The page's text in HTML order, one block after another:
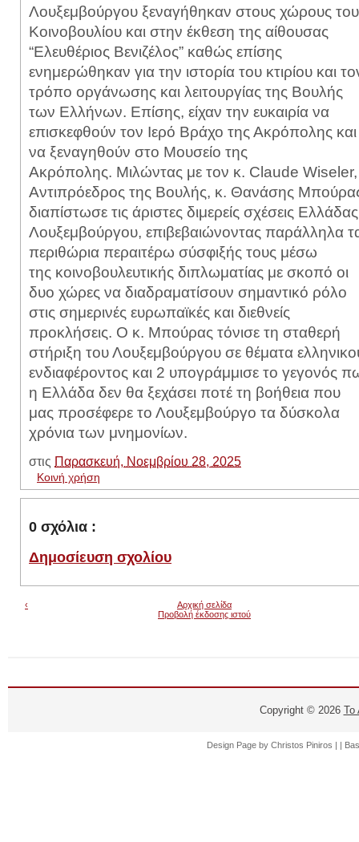
Λουξεμβούργου ξεναγήθηκαν στους χώρους του
Κοινοβουλίου και στην έκθεση της αίθουσας
“Ελευθέριος Βενιζέλος” καθώς επίσης
ενημερώθηκαν για την ιστορία του κτιρίου και
τρόπο οργάνωσης και λειτουργίας της Βουλής
των Ελλήνων. Επίσης, είχαν την ευκαιρία να
επισκεφθούν τον Ιερό Βράχο της Ακρόπολης και
να ξεναγηθούν στο Μουσείο της
Ακρόπολης. Μιλώντας με τον κ. Claude
Αντιπρόεδρος της Βουλής, κ. Θανάσης
διαπίστωσε τις άριστες διμερείς σχέσεις
Λουξεμβούργου, επιβεβαιώνοντας παράλληλα
περιθώρια περαιτέρω σύσφιξής τους μέσω
της κοινοβουλευτικής διπλωματίας με σκοπό οι
δυο χώρες να διαδραματίσουν σημαντικό ρόλο
στις σημερινές ευρωπαϊκές και διεθνείς
προκλήσεις. Ο κ. Μπούρας τόνισε τη σταθερή
στήριξη του Λουξεμβούργου σε θέματα
ενδιαφέροντος και 2 υπογράμμισε το γεγονός
η Ελλάδα δεν θα ξεχάσει ποτέ τη βοήθεια που
μας προσέφερε το Λουξεμβούργο τα δύσκολα
χρόνια των μνημονίων.
στις Παρασκευή, Νοεμβρίου 28, 2025
Κοινή χρήση
0 σχόλια :
Δημοσίευση σχολίου
‹
Αρχική σελίδα
Προβολή έκδοσης ιστού
Copyright © 2026 Το
Design Page by Christos Piniros | |